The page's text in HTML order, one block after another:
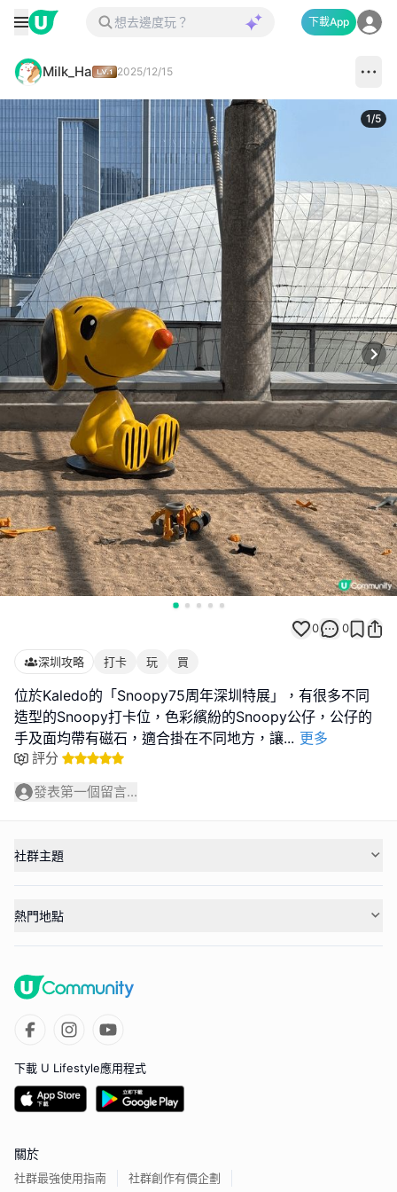
下載App
Milk_Ha 2025/12/15
1/5
0 0
深圳攻略 打卡 玩 買
位於Kaledo的「Snoopy75周年深圳特展」，有很多不同
造型的Snoopy打卡位，色彩繽紛的Snoopy公仔，公仔的
手及面均帶有磁石，適合掛在不同地方，讓... 更多
評分
發表第一個留言...
社群主題
熱門地點
下載 U Lifestyle應用程式
關於
社群最強使用指南 社群創作有價企劃